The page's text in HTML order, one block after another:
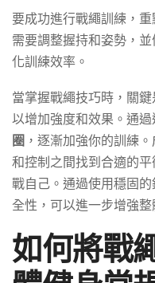
要成功進行戰繩訓練，
需要調整握持和姿勢，
化訓練效率。
當掌握戰繩技巧時，關
以增加強度和效果。通
圈 ，逐漸加強你的訓練
和控制之間找到合適的
戰自己。通過使用穩固
全性，可以進一步增強整
如何將戰